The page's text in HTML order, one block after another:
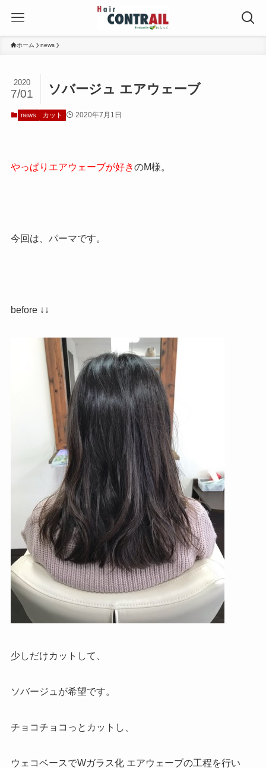
ホーム news
ソバージュ エアウェーブ
2020
7/01
news カット 2020年7月1日
やっぱりエアウェーブが好きのM様。
今回は、パーマです。
before ↓↓
少しだけカットして、
ソバージュが希望です。
チョコチョコっとカットし、
ウェコベースでWガラス化 エアウェーブの工程を行い